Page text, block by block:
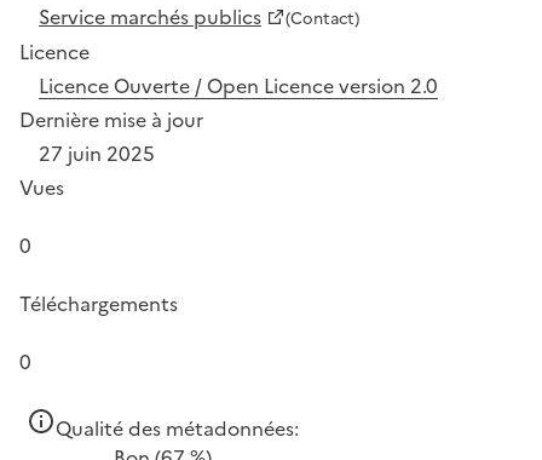
Service marchés publics
(Contact)
Licence
Licence Ouverte / Open Licence version 2.0
Dernière mise à jour
27 juin 2025
Vues
0
Téléchargements
0
Qualité des métadonnées: